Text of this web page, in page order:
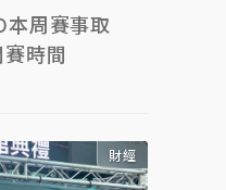
本周賽事取
時間
財經